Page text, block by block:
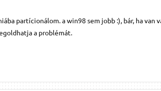
partícionálom. a win98 sem jobb :), bár, ha van
a problémát.